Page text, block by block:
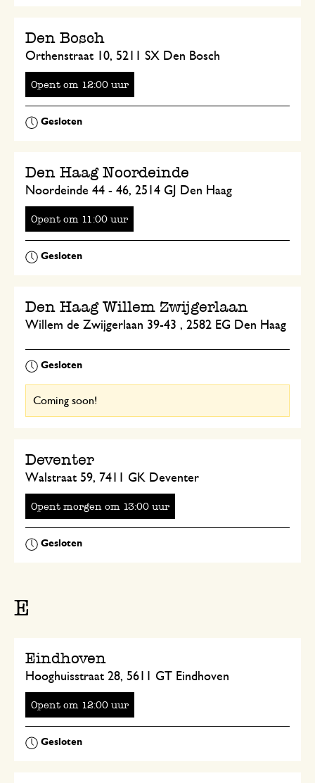
Opent om uur
Den Bosch
Orthenstraat 10, 5211 SX Den Bosch
Opent om uur
Den Haag Noordeinde
Noordeinde 44 - 46, 2514 GJ Den Haag
Den Haag Willem Zwijgerlaan
Willem de Zwijgerlaan 39-43 , 2582 EG Den Haag
Coming soon!
Opent om uur
Deventer
Walstraat 59, 7411 GK Deventer
E
Opent om uur
Eindhoven
Hooghuisstraat 28, 5611 GT Eindhoven